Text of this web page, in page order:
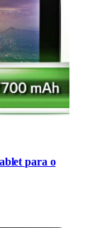
para o